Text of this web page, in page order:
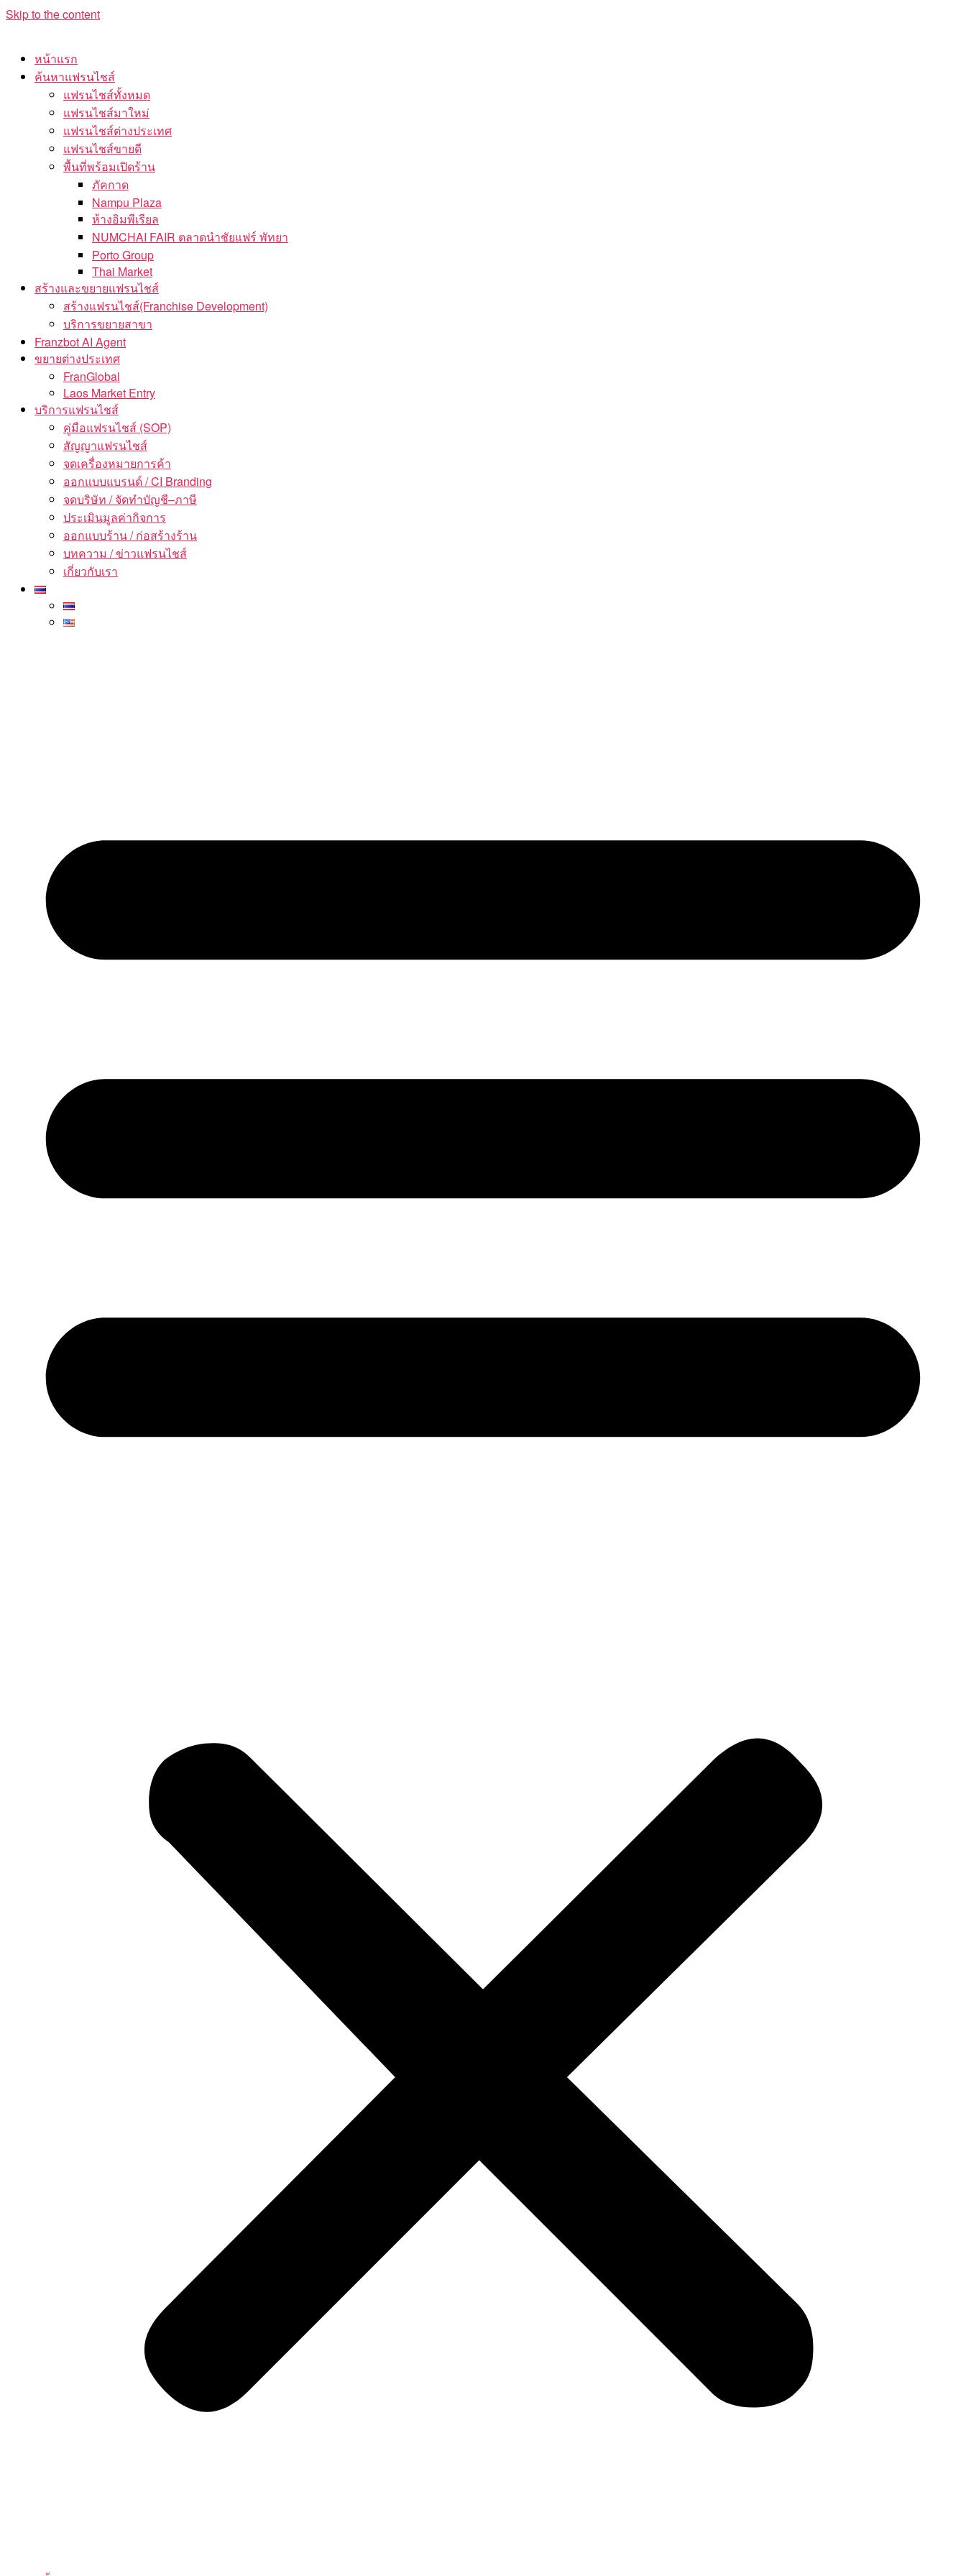
Skip to the content
หน้าแรก
ค้นหาแฟรนไชส์
แฟรนไชส์ทั้งหมด
แฟรนไชส์มาใหม่
แฟรนไชส์ต่างประเทศ
แฟรนไชส์ขายดี
พื้นที่พร้อมเปิดร้าน
ภัคกาด
Nampu Plaza
ห้างอิมพีเรียล
NUMCHAI FAIR ตลาดนำชัยแฟร์ พัทยา
Porto Group
Thai Market
สร้างและขยายแฟรนไชส์
สร้างแฟรนไชส์(Franchise Development)
บริการขยายสาขา
Franzbot AI Agent
ขยายต่างประเทศ
FranGlobal
Laos Market Entry
บริการแฟรนไชส์
คู่มือแฟรนไชส์ (SOP)
สัญญาแฟรนไชส์
จดเครื่องหมายการค้า
ออกแบบแบรนด์ / CI Branding
จดบริษัท / จัดทำบัญชี–ภาษี
ประเมินมูลค่ากิจการ
ออกแบบร้าน / ก่อสร้างร้าน
บทความ / ข่าวแฟรนไชส์
เกี่ยวกับเรา